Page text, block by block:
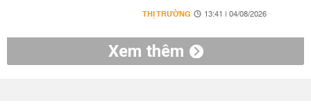
THỊ TRƯỜNG 13:41 | 04/08/2026
Xem thêm